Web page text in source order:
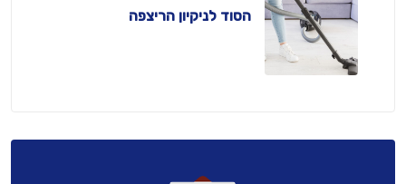
הסוד לניקיון הריצפה